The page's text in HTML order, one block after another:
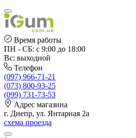
Время работы
ПН - СБ: с 9:00 до 18:00
Вс: выходной
Телефон
(097) 966-71-21
(073) 800-93-25
(099) 731-73-53
Адрес магазина
г. Днепр, ул. Янтарная 2а
схема проезда